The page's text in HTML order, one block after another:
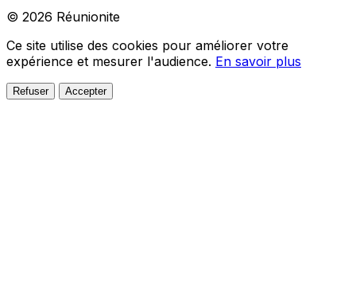
© 2026 Réunionite
Ce site utilise des cookies pour améliorer votre
expérience et mesurer l'audience. En savoir plus
Refuser Accepter